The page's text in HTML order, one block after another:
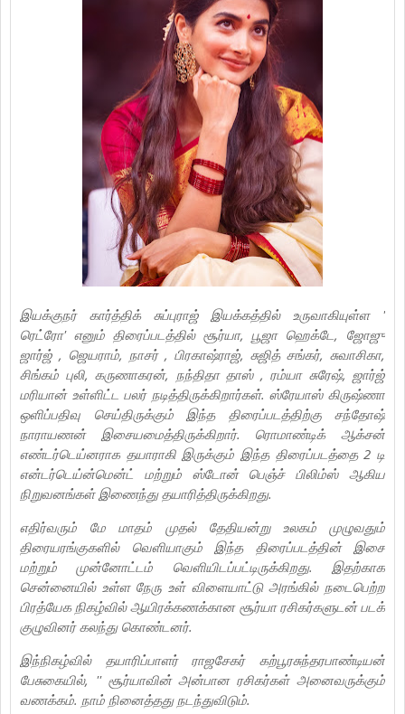
இயக்குநர் கார்த்திக் சுப்புராஜ் இயக்கத்தில் உருவாகியுள்ள '
ரெட்ரோ' எனும் திரைப்படத்தில் சூர்யா, பூஜா ஹெக்டே, ஜோஜு
ஜார்ஜ் , ஜெயராம், நாசர் , பிரகாஷ்ராஜ், சுஜித் சங்கர், சுவாசிகா,
சிங்கம் புலி, கருணாகரன், நந்திதா தாஸ் , ரம்யா சுரேஷ், ஜார்ஜ்
மரியான் உள்ளிட்ட பலர் நடித்திருக்கிறார்கள். ஸ்ரேயாஸ் கிருஷ்ணா
ஒளிப்பதிவு செய்திருக்கும் இந்த திரைப்படத்திற்கு சந்தோஷ்
நாராயணன் இசையமைத்திருக்கிறார். ரொமாண்டிக் ஆக்சன்
எண்டர்டெய்னராக தயாராகி இருக்கும் இந்த திரைப்படத்தை 2 டி
என்டர்டெய்ன்மென்ட் மற்றும் ஸ்டோன் பெஞ்ச் பிலிம்ஸ் ஆகிய
நிறுவனங்கள் இணைந்து தயாரித்திருக்கிறது.
எதிர்வரும் மே மாதம் முதல் தேதியன்று உலகம் முழுவதும்
திரையரங்குகளில் வெளியாகும் இந்த திரைப்படத்தின் இசை
மற்றும் முன்னோட்டம் வெளியிடப்பட்டிருக்கிறது. இதற்காக
சென்னையில் உள்ள நேரு உள் விளையாட்டு அரங்கில் நடைபெற்ற
பிரத்யேக நிகழ்வில் ஆயிரக்கணக்கான சூர்யா ரசிகர்களுடன் படக்
குழுவினர் கலந்து கொண்டனர்.
இந்நிகழ்வில் தயாரிப்பாளர் ராஜசேகர் கற்பூரசுந்தரபாண்டியன்
பேசுகையில், '' சூர்யாவின் அன்பான ரசிகர்கள் அனைவருக்கும்
வணக்கம். நாம் நினைத்தது நடந்துவிடும்.